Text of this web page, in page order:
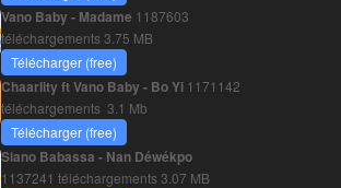
Vano Baby - Madame 1187603
téléchargements3.75 MB
Télécharger (free)
Chaarlity ft Vano Baby - Bo Yi 1171142
téléchargements 3.1 Mb
Télécharger (free)
Siano Babassa - Nan Déwékpo
1137241 téléchargements3.07 MB